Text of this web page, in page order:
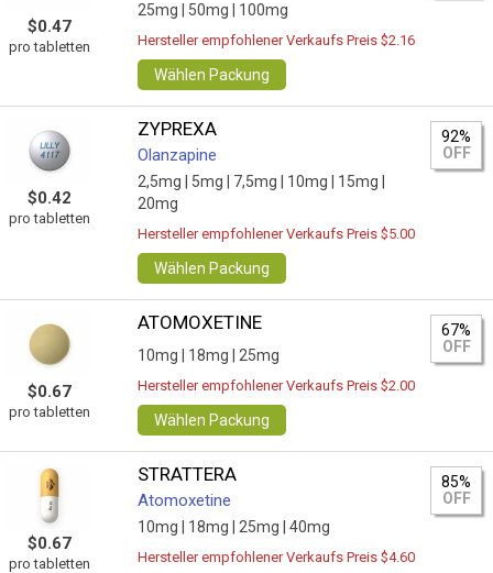
$0.47
pro tabletten
25mg | 50mg | 100mg
Hersteller empfohlener Verkaufs Preis $2.16
Wählen Packung
$0.42
pro tabletten
ZYPREXA
Olanzapine
2,5mg | 5mg | 7,5mg | 10mg |
15mg |
20mg
92%
OFF
Hersteller empfohlener Verkaufs Preis $5.00
Wählen Packung
$0.67
pro tabletten
ATOMOXETINE
10mg | 18mg | 25mg
67%
OFF
Hersteller empfohlener Verkaufs Preis $2.00
Wählen Packung
$0.67
pro tabletten
STRATTERA
Atomoxetine
10mg | 18mg | 25mg | 40mg
85%
OFF
Hersteller empfohlener Verkaufs Preis $4.60